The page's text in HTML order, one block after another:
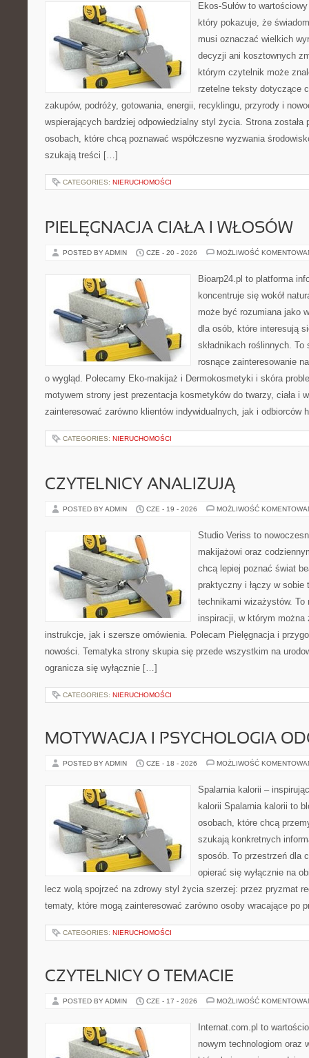
Ekos-Sułów to
który pokazuje, że
musi oznaczać wielkich
decyzji ani kosztownych
którym czytelnik może
rzetelne teksty dotyczące
zakupów, podróży, gotowania, energii, recyklingu, przyrody i
wspierających bardziej odpowiedzialny styl życia. Strona została
osobach, które chcą poznawać współczesne wyzwania
szukają treści […]
CATEGORIES: NIERUCHOMOŚCI
PIELĘGNACJA CIAŁA I WŁOSÓW
POSTED BY ADMIN CZE - 20 - 2026 MOŻLIWOŚĆ
Bioarp24.pl to platforma
koncentruje się wokół
może być rozumiana jako
dla osób, które interesują
składnikach roślinnych.
rosnące zainteresowanie
o wygląd. Polecamy Eko-makijaż i Dermokosmetyki i skóra
motywem strony jest prezentacja kosmetyków do twarzy, ciała i
zainteresować zarówno klientów indywidualnych, jak i
CATEGORIES: NIERUCHOMOŚCI
CZYTELNICY ANALIZUJĄ
POSTED BY ADMIN CZE - 19 - 2026 MOŻLIWOŚĆ
Studio Veriss to
makijażowi oraz
chcą lepiej poznać świat
praktyczny i łączy w sobie
technikami wizażystów. To
inspiracji, w którym można
instrukcje, jak i szersze omówienia. Polecam Pielęgnacja i
nowości. Tematyka strony skupia się przede wszystkim na
ogranicza się wyłącznie […]
CATEGORIES: NIERUCHOMOŚCI
MOTYWACJA I PSYCHOLOGIA
POSTED BY ADMIN CZE - 18 - 2026 MOŻLIWOŚĆ
Spalarnia kalorii –
kalorii Spalarnia kalorii to
osobach, które chcą
szukają konkretnych
sposób. To przestrzeń dla
opierać się wyłącznie na
lecz wolą spojrzeć na zdrowy styl życia szerzej: przez pryzmat
tematy, które mogą zainteresować zarówno osoby wracające po
CATEGORIES: NIERUCHOMOŚCI
CZYTELNICY O TEMACIE
POSTED BY ADMIN CZE - 17 - 2026 MOŻLIWOŚĆ
Internat.com.pl to
nowym technologiom oraz